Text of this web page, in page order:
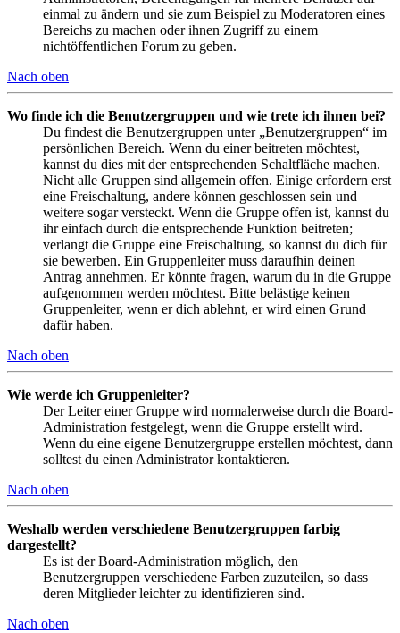
einmal zu ändern und sie zum Beispiel zu Moderatoren eines
Bereichs zu machen oder ihnen Zugriff zu einem
nichtöffentlichen Forum zu geben.
Nach oben
Wo finde ich die Benutzergruppen und wie trete ich ihnen bei?
Du findest die Benutzergruppen unter „Benutzergruppen“ im
persönlichen Bereich. Wenn du einer beitreten möchtest,
kannst du dies mit der entsprechenden Schaltfläche machen.
Nicht alle Gruppen sind allgemein offen. Einige erfordern erst
eine Freischaltung, andere können geschlossen sein und
weitere sogar versteckt. Wenn die Gruppe offen ist, kannst du
ihr einfach durch die entsprechende Funktion beitreten;
verlangt die Gruppe eine Freischaltung, so kannst du dich für
sie bewerben. Ein Gruppenleiter muss daraufhin deinen
Antrag annehmen. Er könnte fragen, warum du in die Gruppe
aufgenommen werden möchtest. Bitte belästige keinen
Gruppenleiter, wenn er dich ablehnt, er wird einen Grund
dafür haben.
Nach oben
Wie werde ich Gruppenleiter?
Der Leiter einer Gruppe wird normalerweise durch die Board-
Administration festgelegt, wenn die Gruppe erstellt wird.
Wenn du eine eigene Benutzergruppe erstellen möchtest, dann
solltest du einen Administrator kontaktieren.
Nach oben
Weshalb werden verschiedene Benutzergruppen farbig
dargestellt?
Es ist der Board-Administration möglich, den
Benutzergruppen verschiedene Farben zuzuteilen, so dass
deren Mitglieder leichter zu identifizieren sind.
Nach oben